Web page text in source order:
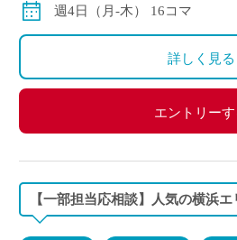
週4日（月-木） 16コマ
詳しく見る
エントリーす
【一部担当応相談】人気の横浜エ